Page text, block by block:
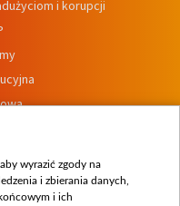
i korupcji
wyrazić zgody na
i zbierania danych,
i ich